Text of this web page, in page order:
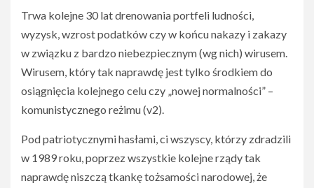
Trwa kolejne 30 lat drenowania portfeli ludności,
wyzysk, wzrost podatków czy w końcu nakazy i zakazy
w związku z bardzo niebezpiecznym (wg nich) wirusem.
Wirusem, który tak naprawdę jest tylko środkiem do
osiągnięcia kolejnego celu czy „nowej normalności” –
komunistycznego reżimu (v2).
Pod patriotycznymi hasłami, ci wszyscy, którzy zdradzili
w 1989 roku, poprzez wszystkie kolejne rządy tak
naprawdę niszczą tkankę tożsamości narodowej, że